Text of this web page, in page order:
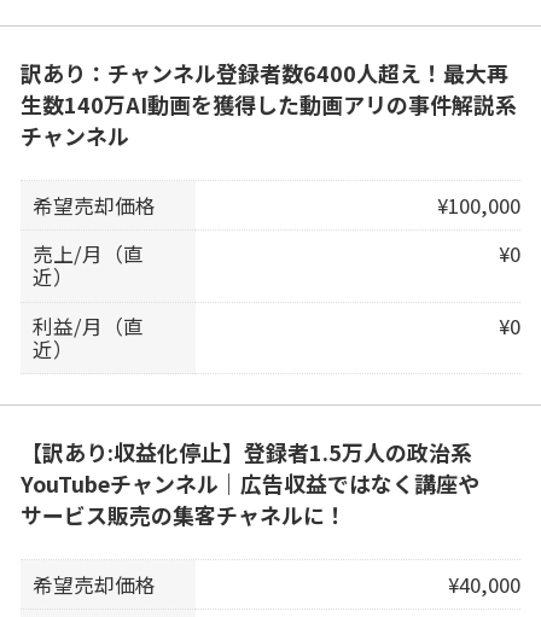
訳あり：チャンネル登録者数6400人超え！最大再
生数140万AI動画を獲得した動画アリの事件解説系
チャンネル
希望売却価格
¥100,000
売上/月（直
近）
¥0
利益/月（直
近）
¥0
【訳あり:収益化停止】登録者1.5万人の政治系
YouTubeチャンネル｜広告収益ではなく講座や
サービス販売の集客チャネルに！
希望売却価格
¥40,000